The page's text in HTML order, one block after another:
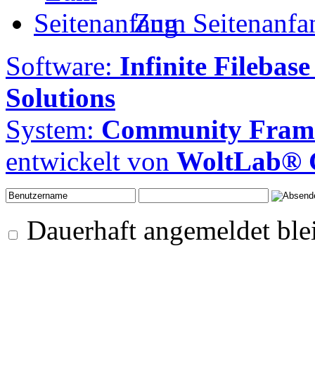
Zum
Software: Infinite Filebase
Solutions
System: Community
entwickelt von WoltLab®
Dauerhaft angemeldet